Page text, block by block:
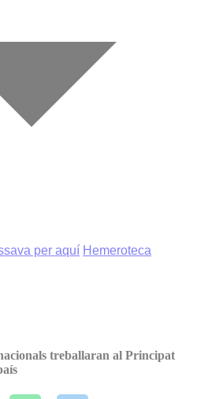
per aquí Hemeroteca
treballaran al Principat